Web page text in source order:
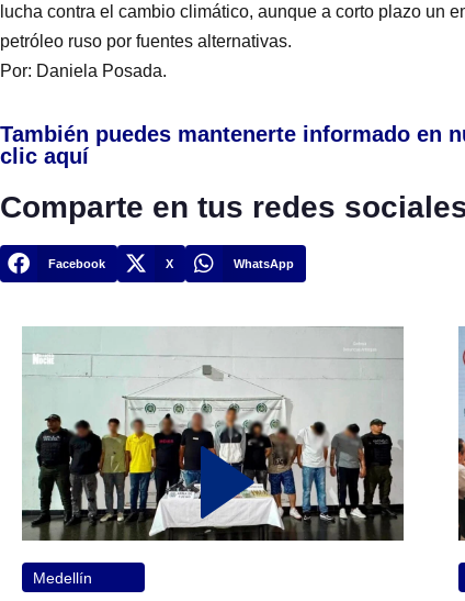
lucha contra el cambio climático, aunque a corto plazo un
petróleo ruso por fuentes alternativas.
Por: Daniela Posada.
También puedes mantenerte informado en
clic aquí
Comparte en tus redes
Facebook X WhatsApp
Medellín